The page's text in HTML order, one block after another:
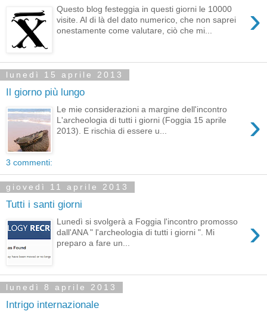
›
Questo blog festeggia in questi giorni le 10000
visite. Al di là del dato numerico, che non saprei
onestamente come valutare, ciò che mi...
lunedì 15 aprile 2013
Il giorno più lungo
›
Le mie considerazioni a margine dell'incontro
L'archeologia di tutti i giorni (Foggia 15 aprile
2013). E rischia di essere u...
3 commenti:
giovedì 11 aprile 2013
Tutti i santi giorni
›
Lunedì si svolgerà a Foggia l'incontro promosso
dall'ANA " l'archeologia di tutti i giorni ". Mi
preparo a fare un...
lunedì 8 aprile 2013
Intrigo internazionale